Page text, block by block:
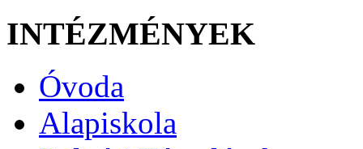
INTÉZMÉNYEK
Óvoda
Alapiskola